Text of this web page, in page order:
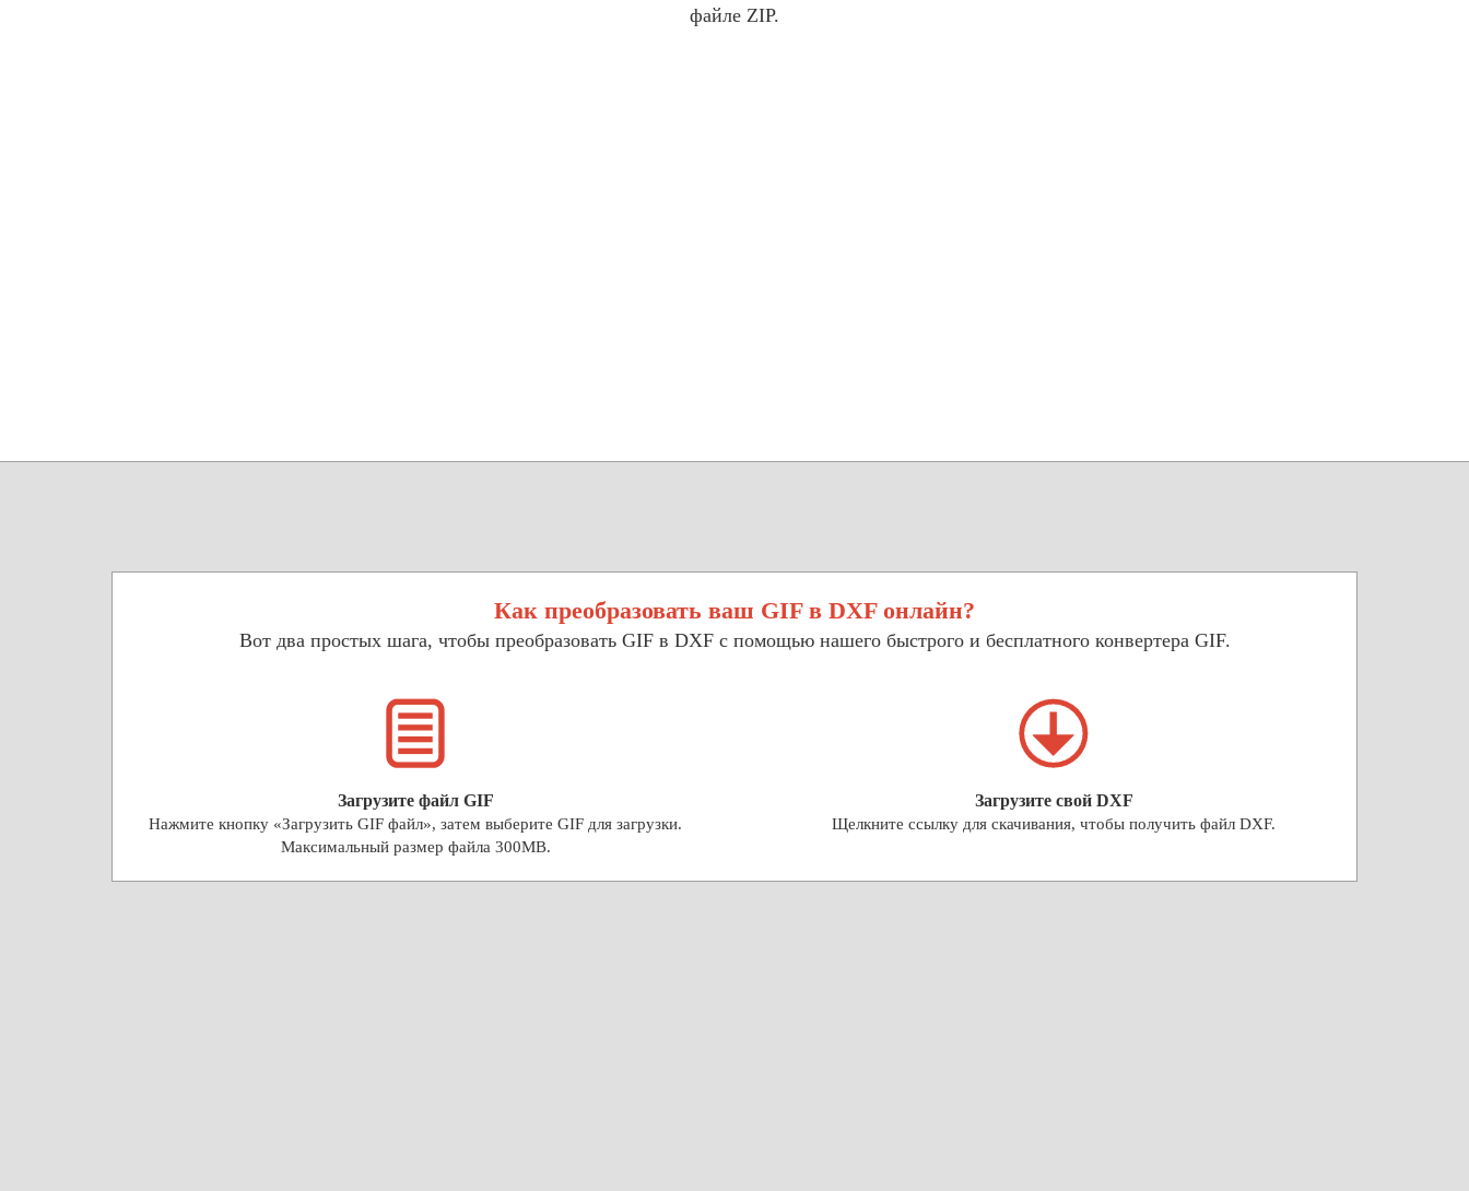
файле ZIP.
Как преобразовать ваш GIF в DXF онлайн?
Вот два простых шага, чтобы преобразовать GIF в DXF с помощью нашего быстрого и бесплатного конвертера GIF.
Загрузите файл GIF
Нажмите кнопку «Загрузить GIF файл», затем выберите GIF для загрузки.
Максимальный размер файла 300MB.
Загрузите свой DXF
Щелкните ссылку для скачивания, чтобы получить файл DXF.